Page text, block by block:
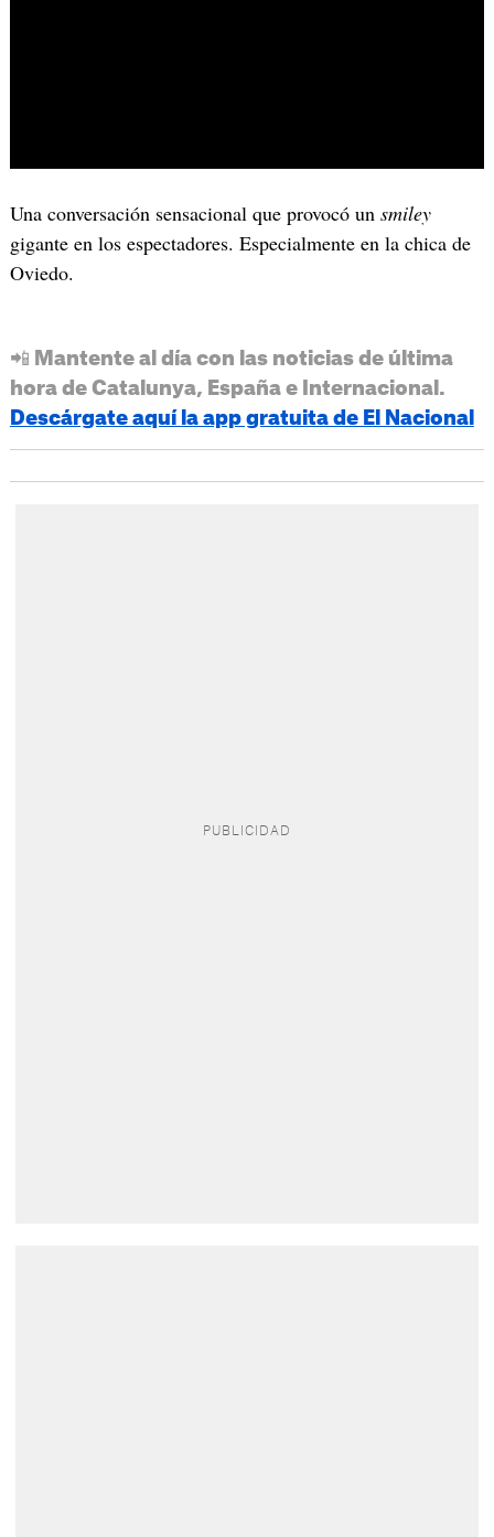
Una conversación sensacional que provocó un smiley
gigante en los espectadores. Especialmente en la chica de
Oviedo.
📲 Mantente al día con las noticias de última
hora de Catalunya, España e Internacional.
Descárgate aquí la app gratuita de El Nacional